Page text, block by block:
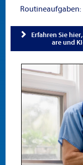
Routineaufgaben:
Erfahren Sie
are und